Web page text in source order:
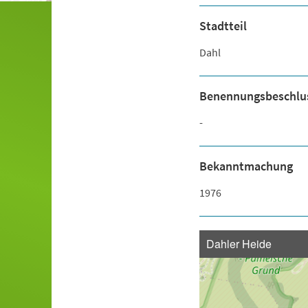
Stadtteil
Dahl
-
Bekanntmachung
1976
Dahler Heide